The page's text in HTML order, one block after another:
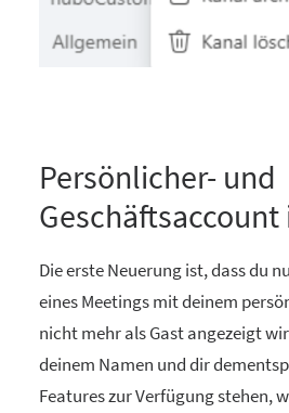
Persönlicher- und
Geschäftsaccount
Die erste Neuerung ist, dass du
eines Meetings mit deinem
nicht mehr als Gast angezeigt
deinem Namen und dir
Features zur Verfügung stehen,